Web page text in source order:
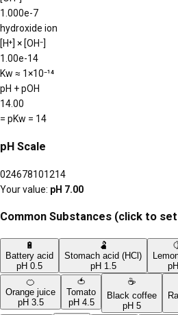
1.000e-7
hydroxide ion
[H⁺] × [OH⁻]
1.00e-14
Kw ≈ 1×10⁻¹⁴
pH + pOH
14.00
= pKw = 14
pH Scale
024678101214
Your value: pH 7.00
Common Substances (click to
🔋
Battery acid
pH 0.5
🫃
Stomach acid (HCl)
pH 1.5
pH
🍊
Orange juice
pH 3.5
🍅
Tomato
pH 4.5
☕
Black coffee
pH 5